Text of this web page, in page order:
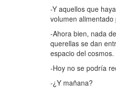
-Y aquellos que
volumen
-Ahora bien, nada
querellas se dan
espacio del cosmos.
-Hoy no se podría
-¿Y mañana?